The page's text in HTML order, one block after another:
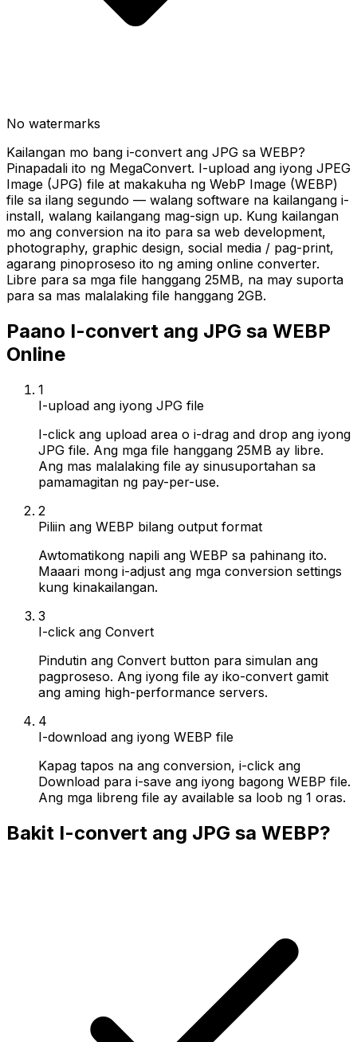
No watermarks
Kailangan mo bang i-convert ang JPG sa WEBP?
Pinapadali ito ng MegaConvert. I-upload ang iyong JPEG
Image (JPG) file at makakuha ng WebP Image (WEBP)
file sa ilang segundo — walang software na kailangang i-
install, walang kailangang mag-sign up. Kung kailangan
mo ang conversion na ito para sa web development,
photography, graphic design, social media / pag-print,
agarang pinoproseso ito ng aming online converter.
Libre para sa mga file hanggang 25MB, na may suporta
para sa mas malalaking file hanggang 2GB.
Paano I-convert ang JPG sa WEBP
Online
1
I-upload ang iyong JPG file
I-click ang upload area o i-drag and drop ang iyong
JPG file. Ang mga file hanggang 25MB ay libre.
Ang mas malalaking file ay sinusuportahan sa
pamamagitan ng pay-per-use.
2
Piliin ang WEBP bilang output format
Awtomatikong napili ang WEBP sa pahinang ito.
Maaari mong i-adjust ang mga conversion settings
kung kinakailangan.
3
I-click ang Convert
Pindutin ang Convert button para simulan ang
pagproseso. Ang iyong file ay iko-convert gamit
ang aming high-performance servers.
4
I-download ang iyong WEBP file
Kapag tapos na ang conversion, i-click ang
Download para i-save ang iyong bagong WEBP file.
Ang mga libreng file ay available sa loob ng 1 oras.
Bakit I-convert ang JPG sa WEBP?